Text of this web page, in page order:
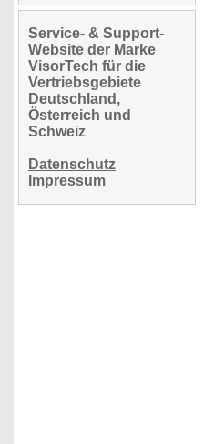
Service- & Support-
Website der Marke
VisorTech für die
Vertriebsgebiete
Deutschland,
Österreich und
Schweiz
Datenschutz
Impressum